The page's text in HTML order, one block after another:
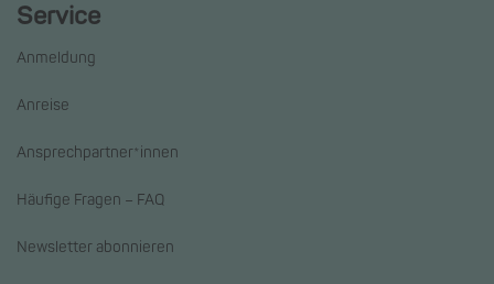
Service
Anmeldung
Anreise
Ansprechpartner*innen
Häufige Fragen – FAQ
Newsletter abonnieren